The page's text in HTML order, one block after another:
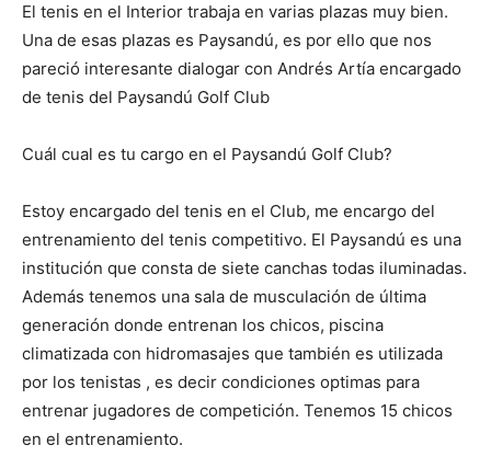
El tenis en el Interior trabaja en varias plazas muy bien.
Una de esas plazas es Paysandú, es por ello que nos
pareció interesante dialogar con Andrés Artía encargado
de tenis del Paysandú Golf Club
Cuál cual es tu cargo en el Paysandú Golf Club?
Estoy encargado del tenis en el Club, me encargo del
entrenamiento del tenis competitivo. El Paysandú es una
institución que consta de siete canchas todas iluminadas.
Además tenemos una sala de musculación de última
generación donde entrenan los chicos, piscina
climatizada con hidromasajes que también es utilizada
por los tenistas , es decir condiciones optimas para
entrenar jugadores de competición. Tenemos 15 chicos
en el entrenamiento.